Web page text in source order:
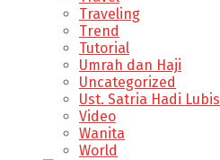
Traveling
Trend
Tutorial
Umrah dan Haji
Uncategorized
Ust. Satria Hadi Lubis
Video
Wanita
World